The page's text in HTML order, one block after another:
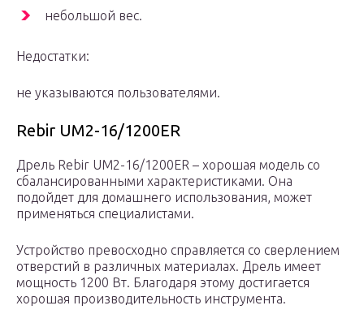
небольшой вес.
Недостатки:
не указываются пользователями.
Rebir UM2-16/1200ER
Дрель Rebir UМ2-16/1200ЕR – хорошая модель со
сбалансированными характеристиками. Она
подойдет для домашнего использования, может
применяться специалистами.
Устройство превосходно справляется со сверлением
отверстий в различных материалах. Дрель имеет
мощность 1200 Вт. Благодаря этому достигается
хорошая производительность инструмента.